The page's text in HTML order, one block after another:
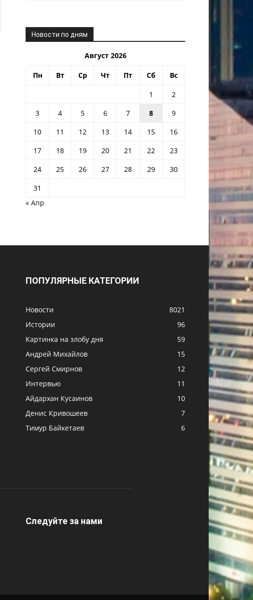
Новости по дням
Август 2026
Пн Вт Ср Чт Пт Сб Вс
1
2
3
4 5 6 7 8
9
10
11 12 13 14 15
16
17
18 19 20 21 22
23
24
25 26 27 28 29
30
31
« Апр
ПОПУЛЯРНЫЕ КАТЕГОРИИ
Новости
8021
Истории
96
Картинка на злобу дня
59
Андрей Михайлов
15
Сергей Смирнов
12
Интервью
11
Айдархан Кусаинов
10
Денис Кривошеев
7
Тимур Байкетаев
6
Следуйте за нами